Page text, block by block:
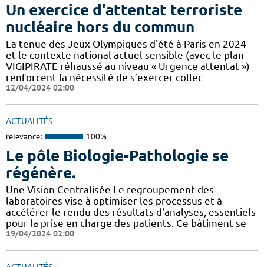
Un exercice d'attentat terroriste
nucléaire hors du commun
La tenue des Jeux Olympiques d'été à Paris en 2024
et le contexte national actuel sensible (avec le plan
VIGIPIRATE réhaussé au niveau « Urgence attentat »)
renforcent la nécessité de s’exercer collec
12/04/2024 02:00
ACTUALITÉS
relevance: 100%
Le pôle Biologie-Pathologie se
régénère.
Une Vision Centralisée Le regroupement des
laboratoires vise à optimiser les processus et à
accélérer le rendu des résultats d'analyses, essentiels
pour la prise en charge des patients. Ce bâtiment se
19/04/2024 02:00